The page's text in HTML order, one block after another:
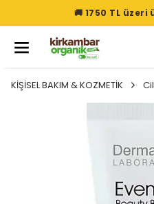
🚚 1750 TL
KİŞİSEL BAKIM & KOZMETİK